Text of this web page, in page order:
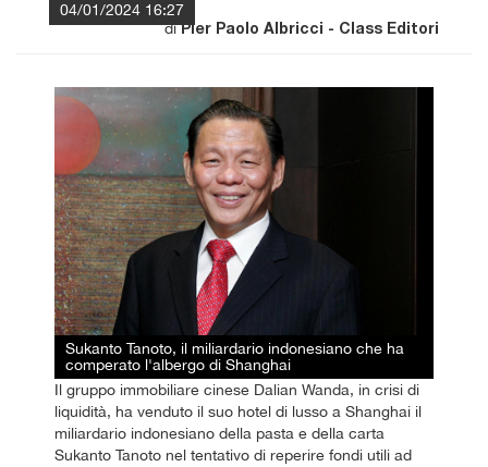
04/01/2024 16:27
diPier Paolo Albricci - Class Editori
Sukanto Tanoto, il miliardario indonesiano che ha
comperato l'albergo di Shanghai
Il gruppo immobiliare cinese Dalian Wanda, in crisi di
liquidità, ha venduto il suo hotel di lusso a Shanghai il
miliardario indonesiano della pasta e della carta
Sukanto Tanoto nel tentativo di reperire fondi utili ad